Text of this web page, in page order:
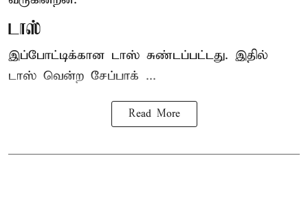
டாஸ்
இப்போட்டிக்கான டாஸ் சுண்டப்பட்டது. இதில்
டாஸ் வென்ற சேப்பாக் ...
Read More